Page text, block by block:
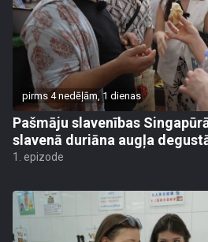
pirms 4 nedēļām, 1 dienas
Pašmāju slavenības
slavenā duriāna augļa
1. epizode